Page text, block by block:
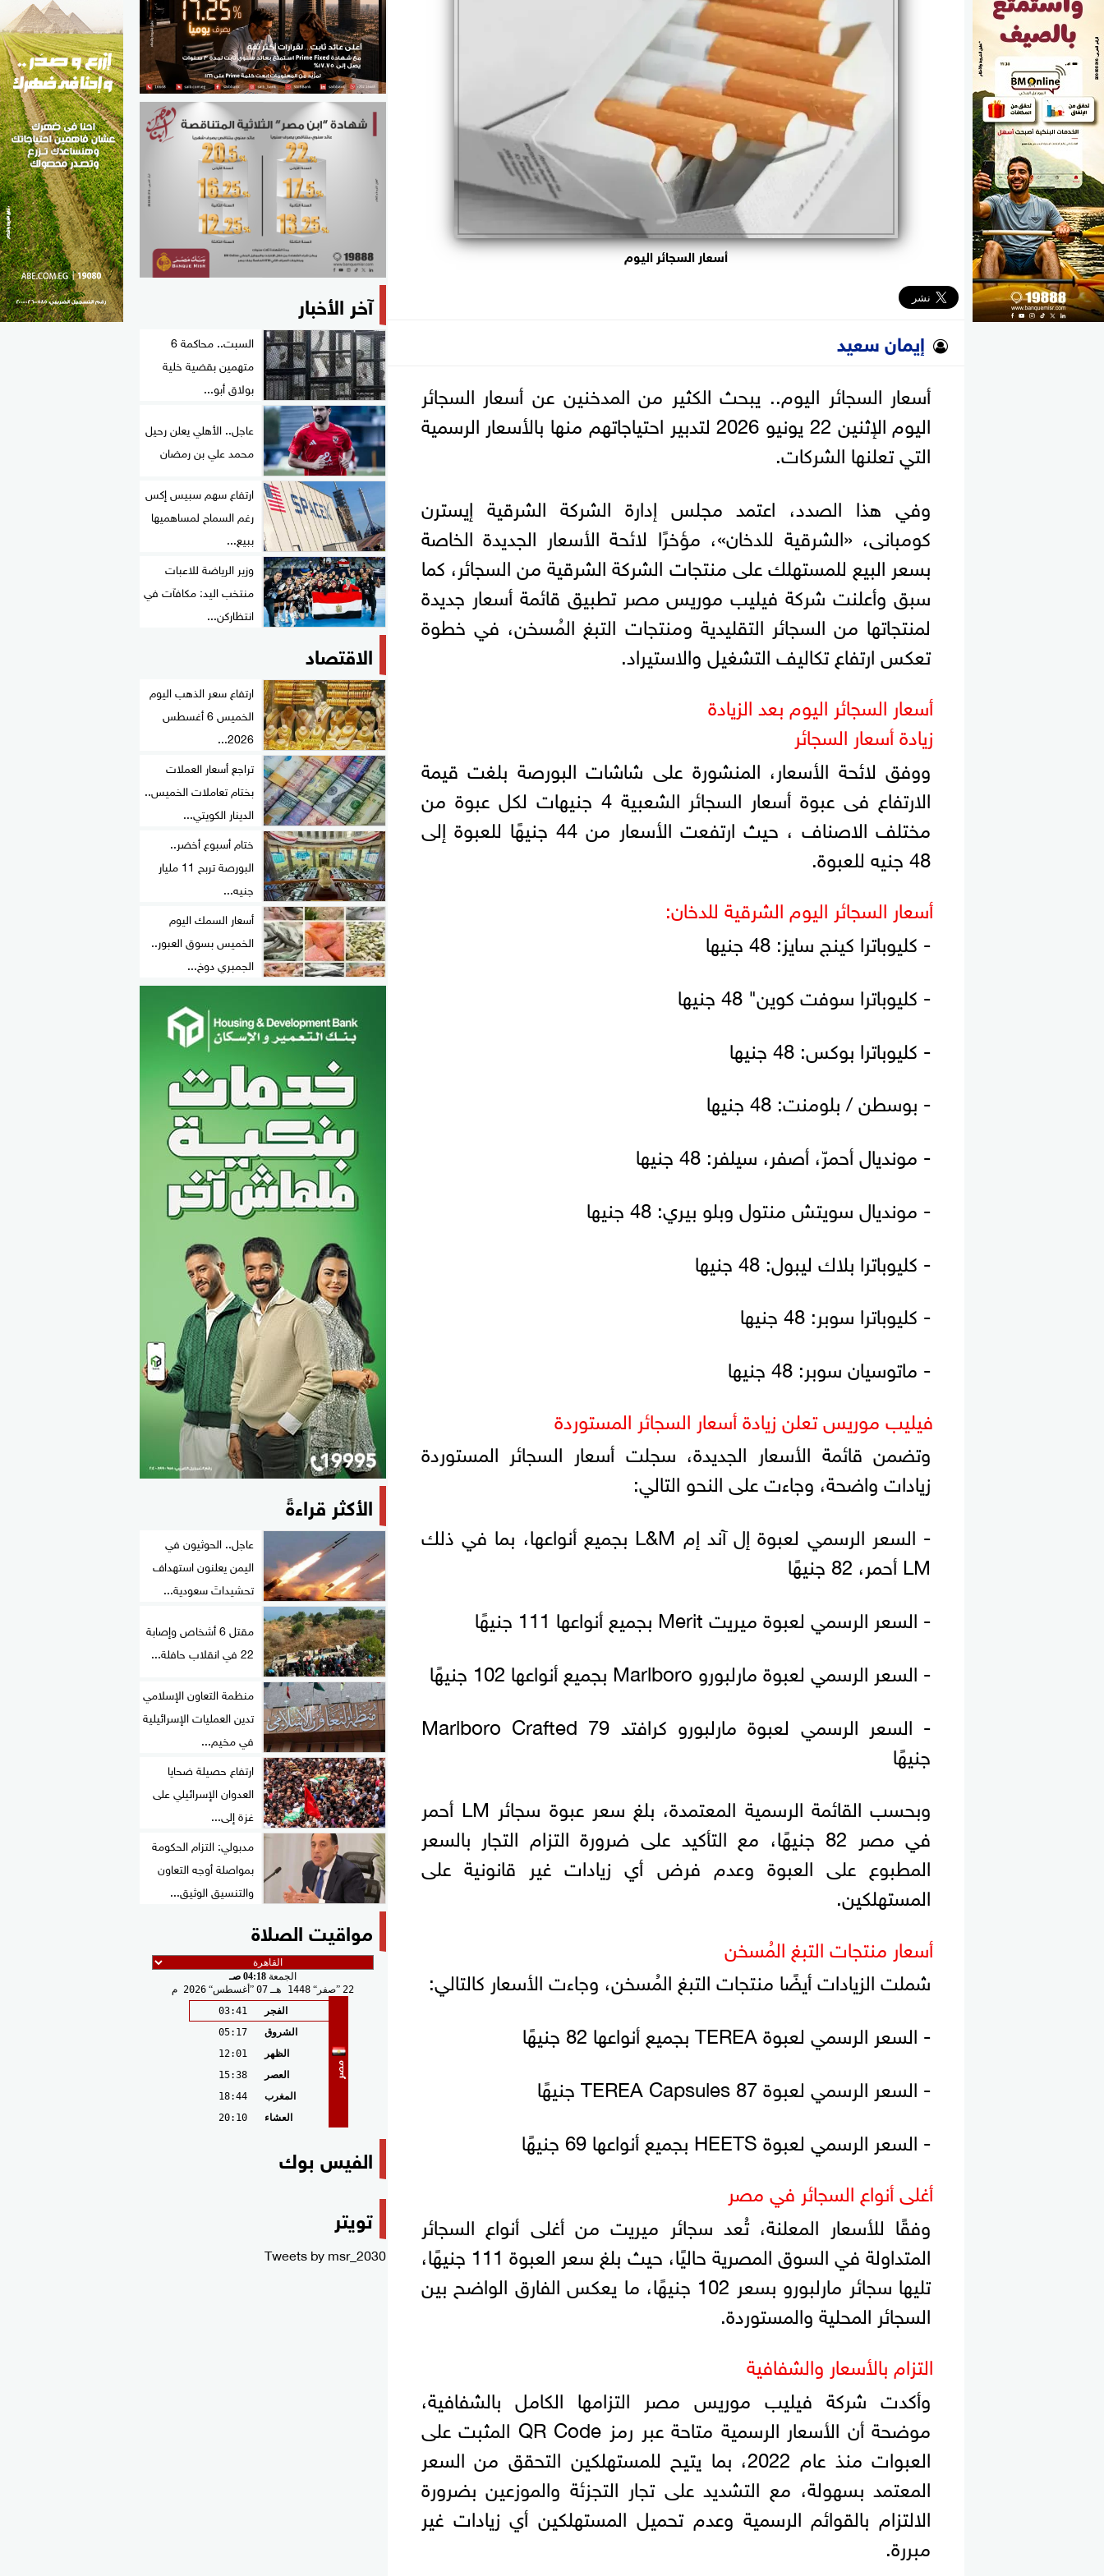
مواهب مصر
أسعار السجائر اليوم
إيمان سعيد
أسعار السجائر اليوم.. يبحث الكثير من المدخنين عن أسعار السجائر
اليوم الإثنين 22 يونيو 2026 لتدبير احتياجاتهم منها بالأسعار الرسمية
التي تعلنها الشركات.
وفي هذا الصدد، اعتمد مجلس إدارة الشركة الشرقية إيسترن
كومبانى، «الشرقية للدخان»، مؤخرًا لائحة الأسعار الجديدة الخاصة
بسعر البيع للمستهلك على منتجات الشركة الشرقية من السجائر، كما
سبق وأعلنت شركة فيليب موريس مصر تطبيق قائمة أسعار جديدة
لمنتجاتها من السجائر التقليدية ومنتجات التبغ المُسخن، في خطوة
تعكس ارتفاع تكاليف التشغيل والاستيراد.
أسعار السجائر اليوم بعد الزيادة
زيادة أسعار السجائر
ووفق لائحة الأسعار، المنشورة على شاشات البورصة بلغت قيمة
الارتفاع فى عبوة أسعار السجائر الشعبية 4 جنيهات لكل عبوة من
مختلف الاصناف ، حيث ارتفعت الأسعار من 44 جنيهًا للعبوة إلى
48 جنيه للعبوة.
أسعار السجائر اليوم الشرقية للدخان:
- كليوباترا كينج سايز: 48 جنيها
- كليوباترا سوفت كوين" 48 جنيها
- كليوباترا بوكس: 48 جنيها
- بوسطن / بلومنت: 48 جنيها
- مونديال أحمرّ، أصفر، سيلفر: 48 جنيها
- مونديال سويتش منتول وبلو بيري: 48 جنيها
- كليوباترا بلاك ليبول: 48 جنيها
- كليوباترا سوبر: 48 جنيها
- ماتوسيان سوبر: 48 جنيها
فيليب موريس تعلن زيادة أسعار السجائر المستوردة
وتضمن قائمة الأسعار الجديدة، سجلت أسعار السجائر المستوردة
زيادات واضحة، وجاءت على النحو التالي:
- السعر الرسمي لعبوة إل آند إم L&M بجميع أنواعها، بما في ذلك
LM أحمر، 82 جنيهًا
- السعر الرسمي لعبوة ميريت Merit بجميع أنواعها 111 جنيهًا
- السعر الرسمي لعبوة مارلبورو Marlboro بجميع أنواعها 102 جنيهًا
- السعر الرسمي لعبوة مارلبورو كرافتد Marlboro Crafted 79
جنيهًا
وبحسب القائمة الرسمية المعتمدة، بلغ سعر عبوة سجائر LM أحمر
في مصر 82 جنيهًا، مع التأكيد على ضرورة التزام التجار بالسعر
المطبوع على العبوة وعدم فرض أي زيادات غير قانونية على
المستهلكين.
أسعار منتجات التبغ المُسخن
شملت الزيادات أيضًا منتجات التبغ المُسخن، وجاءت الأسعار كالتالي:
- السعر الرسمي لعبوة TEREA بجميع أنواعها 82 جنيهًا
- السعر الرسمي لعبوة TEREA Capsules 87 جنيهًا
- السعر الرسمي لعبوة HEETS بجميع أنواعها 69 جنيهًا
أغلى أنواع السجائر في مصر
وفقًا للأسعار المعلنة، تُعد سجائر ميريت من أغلى أنواع السجائر
المتداولة في السوق المصرية حاليًا، حيث بلغ سعر العبوة 111 جنيهًا،
تليها سجائر مارلبورو بسعر 102 جنيهًا، ما يعكس الفارق الواضح بين
السجائر المحلية والمستوردة.
التزام بالأسعار والشفافية
وأكدت شركة فيليب موريس مصر التزامها الكامل بالشفافية،
موضحة أن الأسعار الرسمية متاحة عبر رمز QR Code المثبت على
العبوات منذ عام 2022، بما يتيح للمستهلكين التحقق من السعر
المعتمد بسهولة، مع التشديد على تجار التجزئة والموزعين بضرورة
الالتزام بالقوائم الرسمية وعدم تحميل المستهلكين أي زيادات غير
مبررة.
آخر الأخبار
السبت.. محاكمة 6
متهمين بقضية خلية
بولاق أبو...
عاجل.. الأهلي يعلن رحيل
محمد علي بن رمضان
ارتفاع سهم سبيس إكس
رغم السماح لمساهميها
ببيع...
وزير الرياضة للاعبات
منتخب اليد: مكافآت في
انتظاركن...
الاقتصاد
ارتفاع سعر الذهب اليوم
الخميس 6 أغسطس
2026...
تراجع أسعار العملات
بختام تعاملات الخميس..
الدينار الكويتي...
ختام أسبوع أخضر..
البورصة تربح 11 مليار
جنيه...
أسعار السمك اليوم
الخميس بسوق العبور..
الجمبري دوخ...
الأكثر قراءةً
عاجل.. الحوثيون في
اليمن يعلنون استهداف
تحشيداتَ سعودية...
مقتل 6 أشخاص وإصابة
22 في انقلاب حافلة...
منظمة التعاون الإسلامي
تدين العمليات الإسرائيلية
في مخيم...
ارتفاع حصيلة ضحايا
العدوان الإسرائيلي على
غزة إلى...
مدبولي: التزام الحكومة
بمواصلة أوجه التعاون
والتنسيق الوثيق...
مواقيت الصلاة
الجمعة 04:18 صـ
22 صفر 1448 هـ 07 أغسطس 2026 م
مصر
الفجر
03:41
الشروق
05:17
الظهر
12:01
العصر
15:38
المغرب
18:44
العشاء
20:10
الفيس بوك
تويتر
Tweets by msr_2030